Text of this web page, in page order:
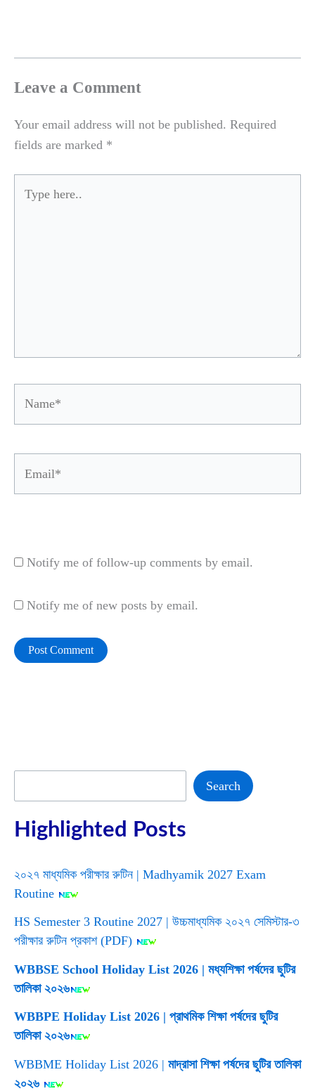
Leave a Comment
Your email address will not be published. Required
fields are marked *
here..
Notify me of follow-up comments by email.
Notify me of new posts by email.
Search
Highlighted Posts
২০২৭ মাধ্যমিক পরীক্ষার রুটিন | Madhyamik 2027 Exam
Routine
HS Semester 3 Routine 2027 | উচ্চমাধ্যমিক ২০২৭ সেমিস্টার-৩
পরীক্ষার রুটিন প্রকাশ (PDF)
WBBSE School Holiday List 2026 | মধ্যশিক্ষা পর্ষদের ছুটির
তালিকা ২০২৬
WBBPE Holiday List 2026 | প্রাথমিক শিক্ষা পর্ষদের ছুটির
তালিকা ২০২৬
WBBME Holiday List 2026 | মাদ্রাসা শিক্ষা পর্ষদের ছুটির তালিকা
২০২৬